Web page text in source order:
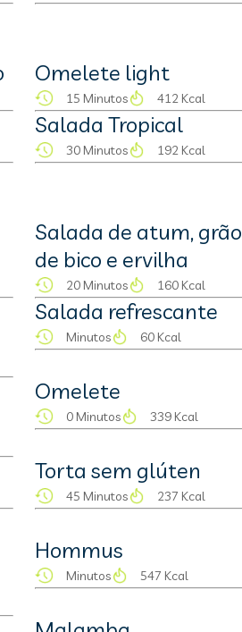
Omelete light
15 Minutos 412 Kcal
Salada Tropical
30 Minutos 192 Kcal
Salada de atum, grão
de bico e ervilha
20 Minutos 160 Kcal
Salada refrescante
Minutos 60 Kcal
Omelete
0 Minutos 339 Kcal
Torta sem glúten
45 Minutos 237 Kcal
Hommus
Minutos 547 Kcal